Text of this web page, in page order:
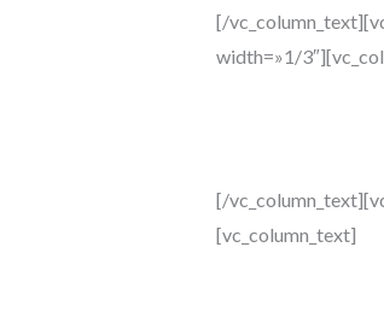
[/
width=»1/
[/
[vc_column_text]